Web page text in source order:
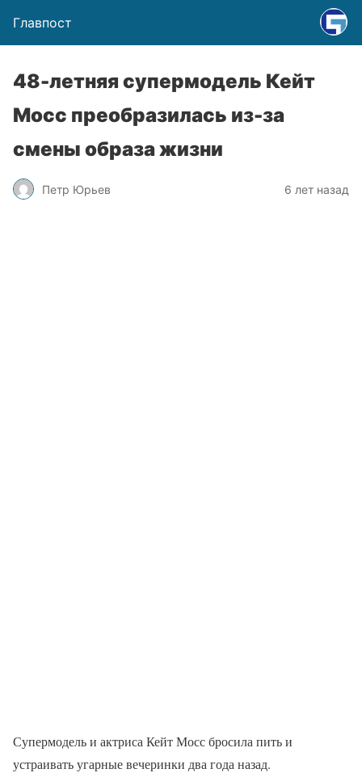
Главпост
48-летняя супермодель Кейт
Мосс преобразилась из-за
смены образа жизни
Петр Юрьев 6 лет назад
Супермодель и актриса Кейт Мосс бросила пить и
устраивать угарные вечеринки два года назад.